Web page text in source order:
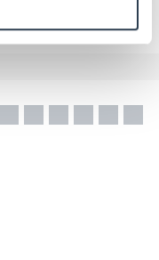
Datenschutz